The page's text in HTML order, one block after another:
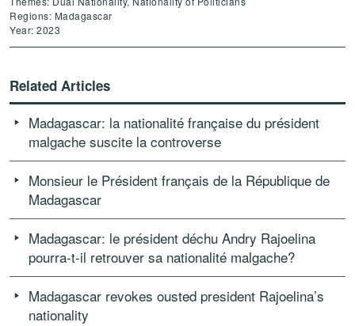
Regions: Madagascar
Year: 2023
Related Articles
Madagascar: la nationalité française du président
malgache suscite la controverse
Monsieur le Président français de la République de
Madagascar
Madagascar: le président déchu Andry Rajoelina
pourra-t-il retrouver sa nationalité malgache?
Madagascar revokes ousted president Rajoelina’s
nationality